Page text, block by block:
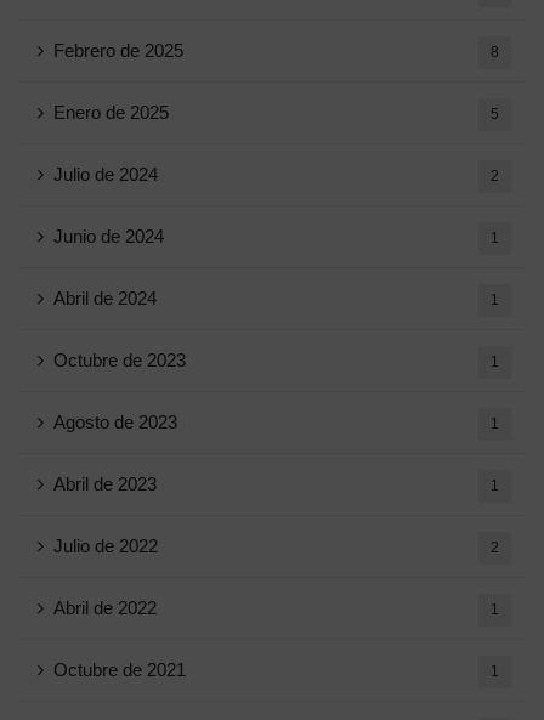
Febrero de 2025 8
Enero de 2025 5
Julio de 2024 2
Junio ​​de 2024 1
Abril de 2024 1
Octubre de 2023 1
Agosto de 2023 1
Abril de 2023 1
Julio de 2022 2
Abril de 2022 1
Octubre de 2021 1